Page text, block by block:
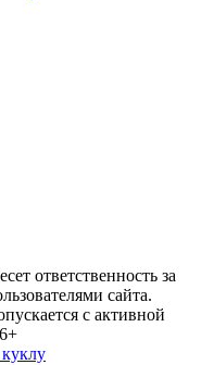
ответственность за
сайта.
с активной